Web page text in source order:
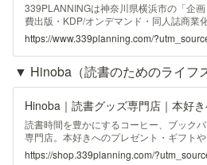
339PLANNINGは神奈川県横浜市の「企
費出版・KDP/オンデマンド・同人誌商業
ジ/LP/SNSの販促導線まで伴走します。
▼ Hinoba（読書のためのライフ
読書時間を豊かにするコーヒー、ブック
専門店。本好きへのプレゼント・ギフト
手帖シリーズやレシピ本など339BOOKS
書のためのライフスタイルブランド